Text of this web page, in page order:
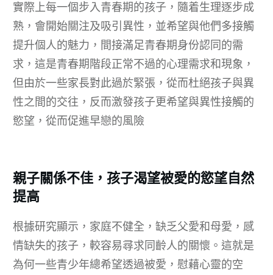
實際上每一個步入青春期的孩子，隨着生理逐步成
熟，會開始關注及吸引異性，並希望與他們多接觸
提升個人的魅力，間接滿足青春期身份認同的需
求，這是青春期階段正常不過的心理需求和現象，
但由於一些家長對此過於緊張，從而杜絕孩子與異
性之間的交往，反而激發孩子更希望與異性接觸的
慾望，從而促進早戀的風險
親子關係不佳，孩子渴望被愛的慾望自然
提高
根據研究顯示，家庭不健全，缺乏父愛和母愛，感
情缺失的孩子，較容易尋求同齡人的關懷。這就是
為何一些青少年總希望透過被愛，慰藉心靈的空